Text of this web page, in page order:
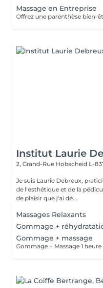
Massage en Entreprise
Institut Laurie
2, Grand-Rue Hobscheid L-
Je suis Laurie Debreux,
de l'esthétique et de la
de plaisir que j'ai dé...
Massages Relaxants
Gommage +
Gommage + massage
Gommage + Massage 1 heure